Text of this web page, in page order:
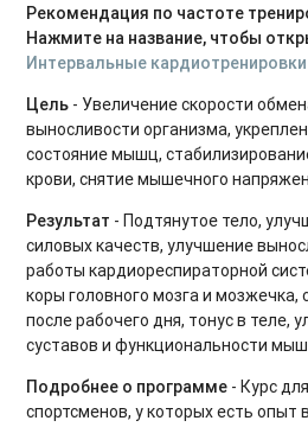
Тренировки на ягодицы
Восстановительный микс
Тренировки при диастазе
Фитнес бокс. Продвинутый
Тренировки Up Body
Функциональные тренировки для
Интервальные кардиотренировки
Gentle Fitness
Основы пилатеса
Рекомендация по частоте
Нажмите на название, чтобы
Интервальные кардиотренировки
Цель - Увеличение скорости
выносливости организма,
состояние мышц,
крови, снятие мышечного
Результат - Подтянутое тело,
силовых качеств, улучшение
работы кардиореспираторной
коры головного мозга и мозжечка,
после рабочего дня, тонус в теле,
суставов и функциональности
Подробнее о программе - Курс
спортсменов, у которых есть опыт